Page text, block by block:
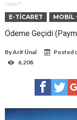
nedir?
E-TICARET MOBIL
Ödeme Geçidi
ByArif Ünal Posted
6,208